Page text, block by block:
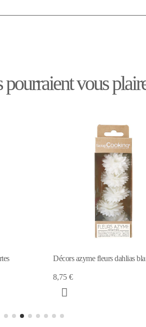
pourraient vous
blanches x5 Fleurs azyme 6